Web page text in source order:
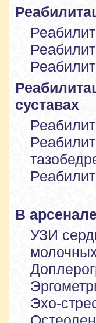
суставах
В
УЗИ
Эхо-